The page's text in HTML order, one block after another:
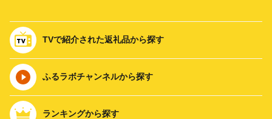
TVで紹介された返礼品から探す
ふるラボチャンネルから探す
ランキングから探す